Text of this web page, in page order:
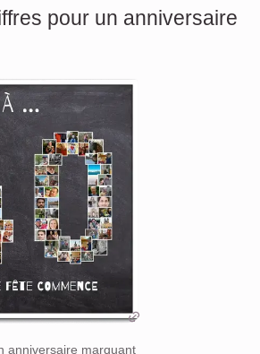
pour un anniversaire
anniversaire marquant